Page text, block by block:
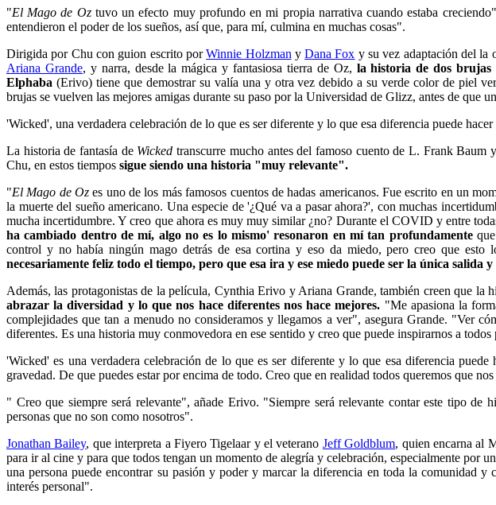
"El Mago de Oztuvo un efecto muy profundo en mi propia narrativa cuando estaba
entendieron el poder de los sueños, así que, para mí, culmina en muchas cosas".
Dirigida por Chu con guion escrito porWinnie Holzman yDana Fox y su vez adaptación del la
Ariana Grande, y narra, desde la mágica y fantasiosa tierra de Oz, la historia de dos brujas
Elphaba (Erivo) tiene que demostrar su valía una y otra vez debido a su verde color de piel
brujas se vuelven las mejores amigas durante su paso por la Universidad de Glizz, antes de que
'Wicked', una verdadera celebración de lo que es ser diferente y lo que esa diferencia puede hacer
La historia de fantasía de Wickedtranscurre mucho antes del famoso cuento de L. Frank
Chu, en estos tiempos sigue siendo una historia "muy relevante".
"El Mago de Oz es uno de los más famosos cuentos de hadas americanos. Fue escrito en un
la muerte del sueño americano. Una especie de '¿Qué va a pasar ahora?', con muchas
mucha incertidumbre. Y creo que ahora es muy muy similar ¿no? Durante el COVID y entre
ha cambiado dentro de mí, algo no es lo mismo' resonaron en mí tan profundamente
control y no había ningún mago detrás de esa cortina y eso da miedo, pero creo que esto
necesariamente feliz todo el tiempo, pero que esa ira y ese miedo puede ser la única
Además, las protagonistas de la película, Cynthia Erivo y Ariana Grande, también creen que la
abrazar la diversidad y lo que nos hace diferentes nos hace mejores. "Me apasiona la
complejidades que tan a menudo no consideramos y llegamos a ver", asegura Grande. "Ver
diferentes. Es una historia muy conmovedora en ese sentido y creo que puede inspirarnos a
'Wicked' es una verdadera celebración de lo que es ser diferente y lo que esa diferencia
gravedad. De que puedes estar por encima de todo. Creo que en realidad todos queremos que
" Creo que siempre será relevante", añade Erivo. "Siempre será relevante contar este tipo de
personas que no son como nosotros".
Jonathan Bailey, que interpreta a Fiyero Tigelaar y el veterano Jeff Goldblum, quien encarna al
para ir al cine y para que todos tengan un momento de alegría y celebración, especialmente por
una persona puede encontrar su pasión y poder y marcar la diferencia en toda la comunidad
interés personal".